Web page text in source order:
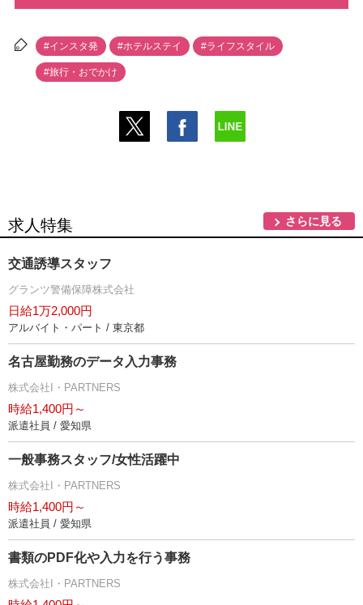
#インスタ発 #ホテルステイ #ライフスタイル
#旅行・おでかけ
求人特集 さらに見る
交通誘導スタッフ
グランツ警備保障株式会社
日給1万2,000円
アルバイト・パート / 東京都
名古屋勤務のデータ入力事務
株式会社I・PARTNERS
時給1,400円～
派遣社員 / 愛知県
一般事務スタッフ/女性活躍中
株式会社I・PARTNERS
時給1,400円～
派遣社員 / 愛知県
書類のPDF化や入力を行う事務
株式会社I・PARTNERS